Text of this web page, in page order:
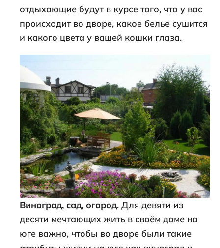
отдыхающие будут в курсе того, что у вас
происходит во дворе, какое белье сушится
и какого цвета у вашей кошки глаза.
Виноград, сад, огород. Для девяти из
десяти мечтающих жить в своём доме на
юге важно, чтобы во дворе были такие